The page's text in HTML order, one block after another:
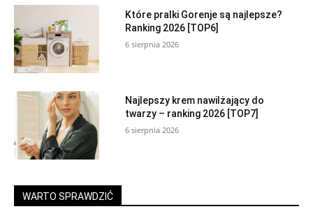
Które pralki Gorenje są najlepsze?
Ranking 2026 [TOP6]
6 sierpnia 2026
Najlepszy krem nawilżający do
twarzy – ranking 2026 [TOP7]
6 sierpnia 2026
WARTO SPRAWDZIĆ